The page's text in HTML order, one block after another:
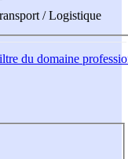
/ Logistique
du domaine